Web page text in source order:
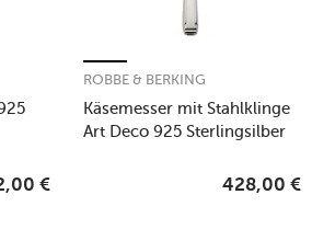
€
Käsemesser mit Stahlklinge
Art Deco 925 Sterlingsilber
ROBBE & BERKING
428,00 €